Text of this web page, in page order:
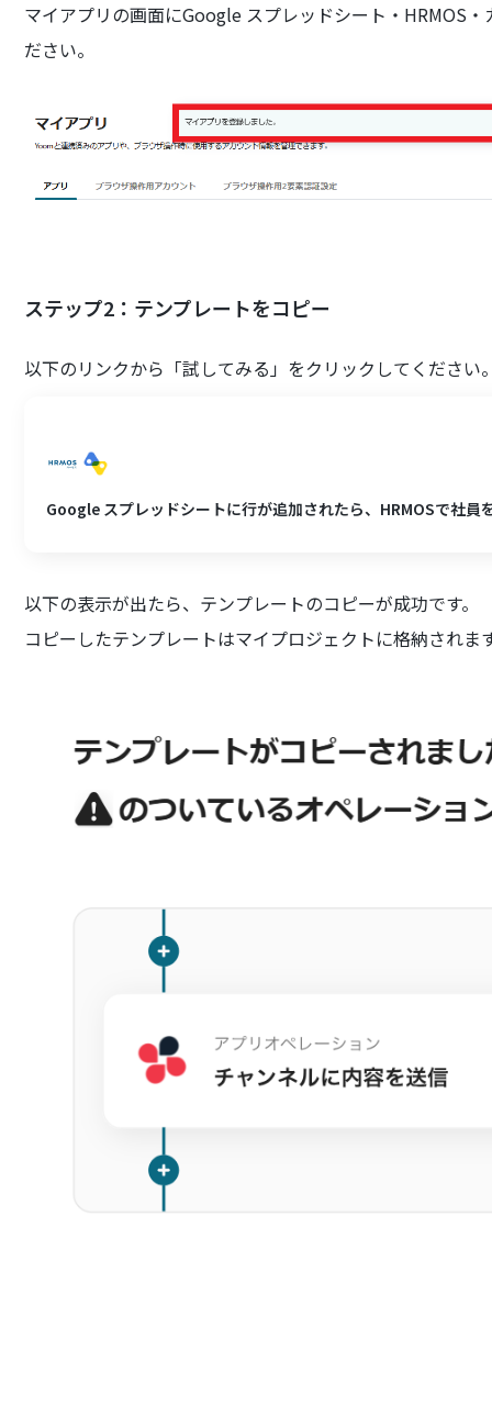
マイアプリの画面にGoogle スプレッドシート・HRMOS
ださい。
ステップ2：テンプレートをコピー
以下のリンクから「試してみる」をクリックしてください
Google スプレッドシートに行が追加されたら、HRMOSで社員
以下の表示が出たら、テンプレートのコピーが成功です。
コピーしたテンプレートはマイプロジェクトに格納されま